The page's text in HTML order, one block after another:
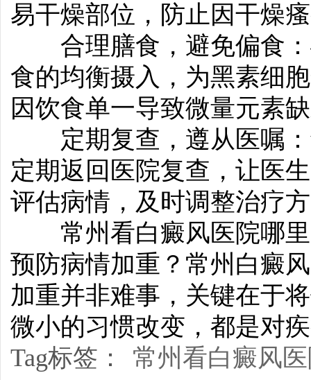
易干燥部位，防止因干燥
合理膳食，避免偏食：
食的均衡摄入，为黑素细
因饮食单一导致微量元素
定期复查，遵从医嘱：
定期返回医院复查，让医
评估病情，及时调整治疗
常州看白癜风医院哪里
预防病情加重？常州白癜
加重并非难事，关键在于
微小的习惯改变，都是对
Tag标签：
常州看白癜风